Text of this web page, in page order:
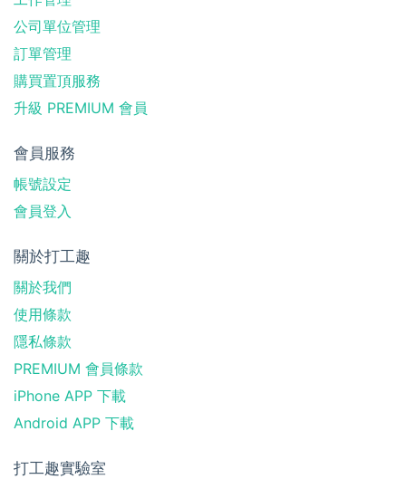
公司單位管理
訂單管理
購買置頂服務
升級 PREMIUM 會員
會員服務
帳號設定
會員登入
關於打工趣
關於我們
使用條款
隱私條款
PREMIUM 會員條款
iPhone APP 下載
Android APP 下載
打工趣實驗室